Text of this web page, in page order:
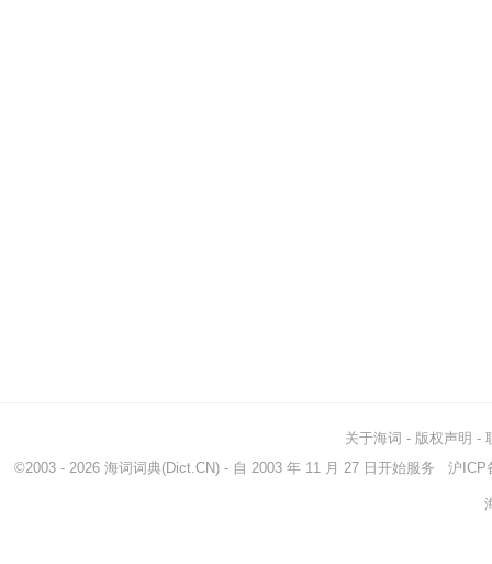
关于海词 - 版权声明 -
©2003 - 2026 海词词典(Dict.CN) - 自 2003 年 11 月 27 日开始服务 沪ICP